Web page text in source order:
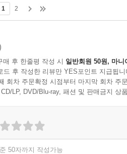
1 2
매 후 한줄평 작성 시 일반회원 50원, 마니
드 후 작성한 리뷰만 YES포인트 지급됩니
회차 주문확정 시점부터 마지막 회차 주
LP, DVD/Blu-ray, 패션 및 판매금지 상
50자까지 작성가능